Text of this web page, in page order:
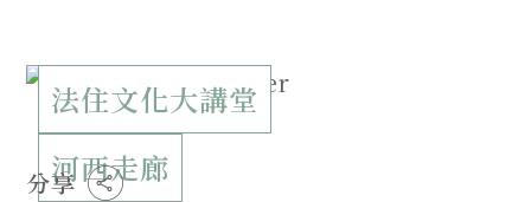
法住文化大講堂
河西走廊
分享